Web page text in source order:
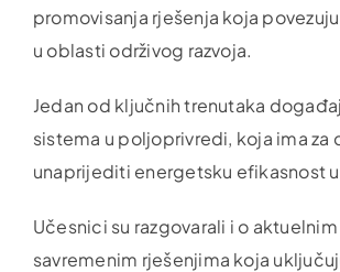
promovisanja rješenja koja
u oblasti održivog razvoja.
Jedan od ključnih trenutaka
sistema u poljoprivredi, koja ima
unaprijediti energetsku efikasnost
Učesnici su razgovarali i o
savremenim rješenjima koja